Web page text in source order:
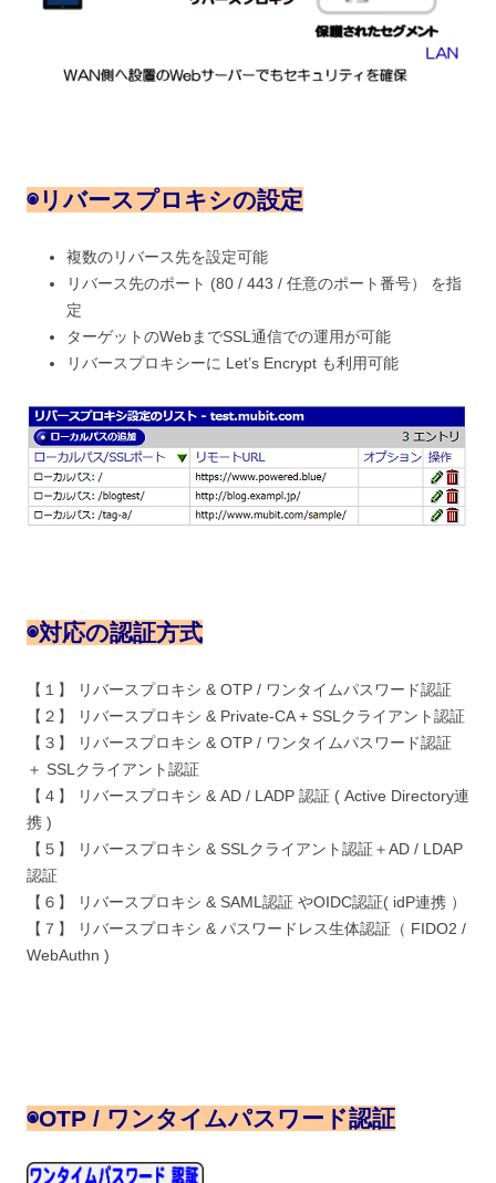
◉リバースプロキシの設定
複数のリバース先を設定可能
リバース先のポート (80 / 443 / 任意のポート番号） を指
定
ターゲットのWebまでSSL通信での運用が可能
リバースプロキシーに Let’s Encrypt も利用可能
◉対応の認証方式
【１】 リバースプロキシ & OTP / ワンタイムパスワード認証
【２】 リバースプロキシ & Private-CA + SSLクライアント認証
【３】 リバースプロキシ & OTP / ワンタイムパスワード認証
＋ SSLクライアント認証
【４】 リバースプロキシ & AD / LADP 認証 ( Active Directory連
携 )
【５】 リバースプロキシ & SSLクライアント認証＋AD / LDAP
認証
【６】 リバースプロキシ & SAML認証 やOIDC認証( idP連携 ）
【７】 リバースプロキシ & パスワードレス生体認証（ FIDO2 /
WebAuthn )
◉OTP / ワンタイムパスワード認証